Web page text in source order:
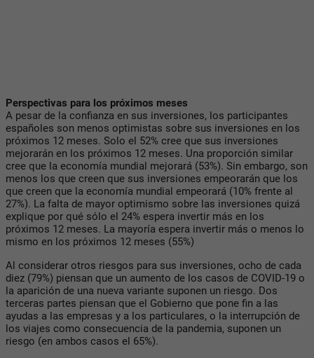
Perspectivas para los próximos meses
A pesar de la confianza en sus inversiones, los participantes
españoles son menos optimistas sobre sus inversiones en los
próximos 12 meses. Solo el 52% cree que sus inversiones
mejorarán en los próximos 12 meses. Una proporción similar
cree que la economía mundial mejorará (53%). Sin embargo, son
menos los que creen que sus inversiones empeorarán que los
que creen que la economía mundial empeorará (10% frente al
27%). La falta de mayor optimismo sobre las inversiones quizá
explique por qué sólo el 24% espera invertir más en los
próximos 12 meses. La mayoría espera invertir más o menos lo
mismo en los próximos 12 meses (55%)
Al considerar otros riesgos para sus inversiones, ocho de cada
diez (79%) piensan que un aumento de los casos de COVID-19 o
la aparición de una nueva variante suponen un riesgo. Dos
terceras partes piensan que el Gobierno que pone fin a las
ayudas a las empresas y a los particulares, o la interrupción de
los viajes como consecuencia de la pandemia, suponen un
riesgo (en ambos casos el 65%).